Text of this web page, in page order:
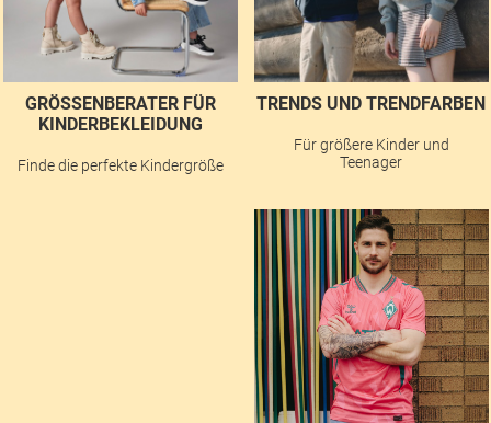
GRÖSSENBERATER FÜR K
INDERBEKLEIDUNG
Finde die perfekte Kindergröße
TRENDS UND TRENDFARBEN
Für größere Kinder und
Teenager